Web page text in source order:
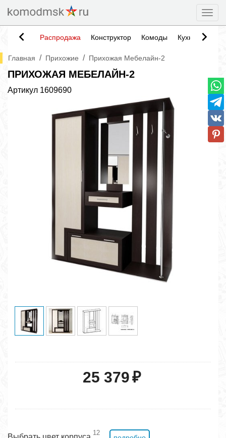
Распродажа Конструктор Комоды Кухни
Главная / Прихожие / Прихожая Мебелайн-2
ПРИХОЖАЯ МЕБЕЛАЙН-2
Артикул 1609690
25 379₽
12